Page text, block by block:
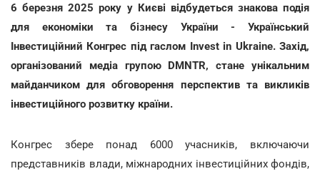
6 березня 2025 року у Києві відбудеться знакова подія
для економіки та бізнесу України - Український
Інвестиційний Конгрес під гаслом Invest in Ukraine. Захід,
організований медіа групою DMNTR, стане унікальним
майданчиком для обговорення перспектив та викликів
інвестиційного розвитку країни.
Конгрес збере понад 6000 учасників, включаючи
представників влади, міжнародних інвестиційних фондів,